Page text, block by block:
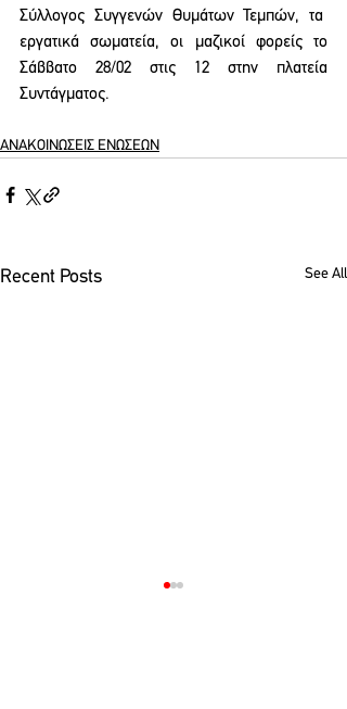
Σύλλογος Συγγενών Θυμάτων Τεμπών, τα
εργατικά σωματεία, οι μαζικοί φορείς το
Σάββατο 28/02 στις 12 στην πλατεία
Συντάγματος.
ΑΝΑΚΟΙΝΩΣΕΙΣ ΕΝΩΣΕΩΝ
Recent Posts See All